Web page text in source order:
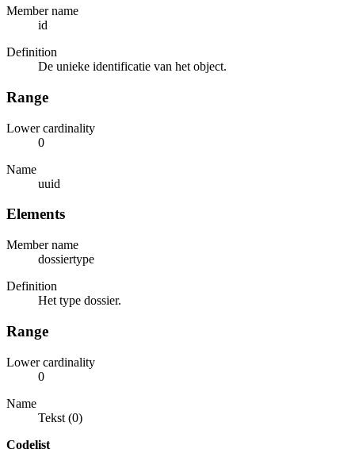
Member name
id
Definition
De unieke identificatie van het object.
Range
Lower cardinality
0
Name
uuid
Elements
Member name
dossiertype
Definition
Het type dossier.
Range
Lower cardinality
0
Name
Tekst (0)
Codelist